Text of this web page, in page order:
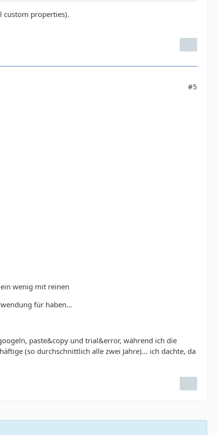
custom properties).
#5
wenig mit reinen
für haben…
paste&copy und trial&error, während ich die
(so durchschnittlich alle zwei Jahre)… ich dachte, da